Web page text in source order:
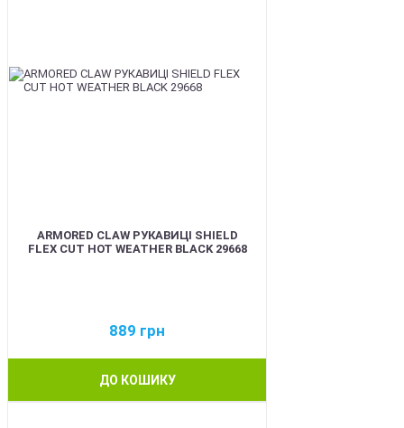
ARMORED CLAW РУКАВИЦІ SHIELD
FLEX CUT HOT WEATHER BLACK 29668
889 грн
ДО КОШИКУ